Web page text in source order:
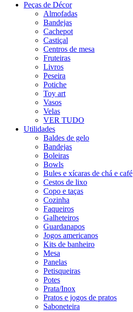
Peças de Décor
Almofadas
Bandejas
Cachepot
Castiçal
Centros de mesa
Fruteiras
Livros
Peseira
Potiche
Toy art
Vasos
Velas
VER TUDO
Utilidades
Baldes de gelo
Bandejas
Boleiras
Bowls
Bules e xícaras de chá e café
Cestos de lixo
Copo e taças
Cozinha
Faqueiros
Galheteiros
Guardanapos
Jogos americanos
Kits de banheiro
Mesa
Panelas
Petisqueiras
Potes
Prata/Inox
Pratos e jogos de pratos
Saboneteira